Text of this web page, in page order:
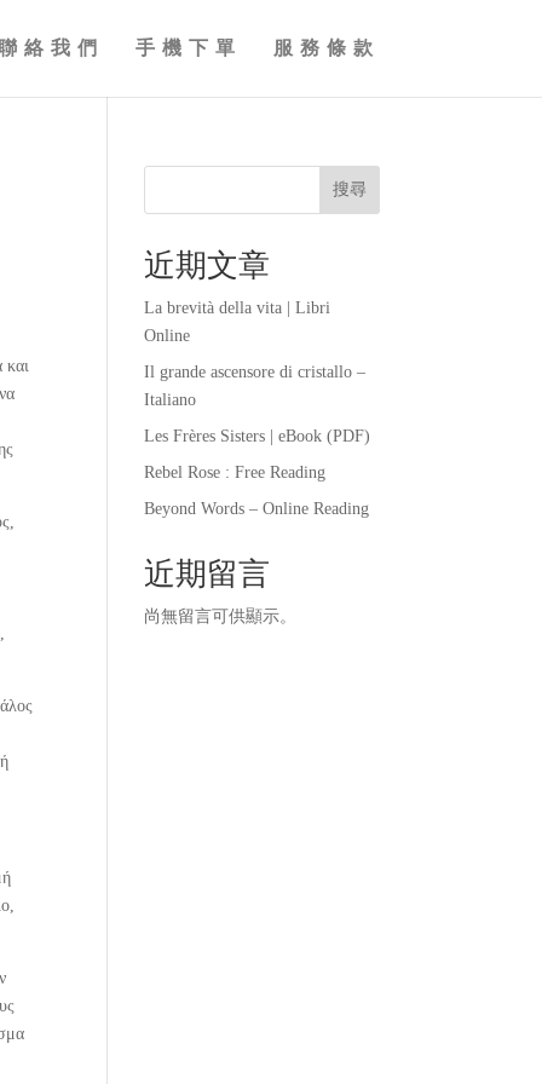
絡我們 手機下單 服務條款
και
搜尋
近期文章
La brevità della vita | Libri
Online
Il grande ascensore di cristallo –
Italiano
Les Frères Sisters | eBook (PDF)
Rebel Rose : Free Reading
Beyond Words – Online Reading
近期留言
尚無留言可供顯示。